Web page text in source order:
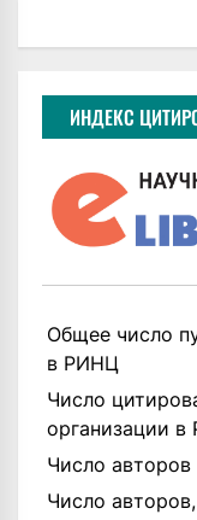
ИНДЕКС
Общее число
в РИНЦ
Число
организации
Число авторов
Число